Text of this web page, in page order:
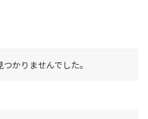
かりませんでした。